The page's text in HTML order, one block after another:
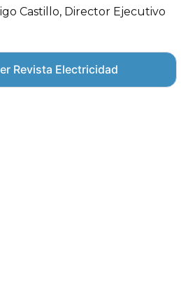
Castillo, Director Ejecutivo
Revista Electricidad